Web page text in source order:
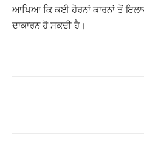
ਆਖਿਆ ਕਿ ਕਈ ਹੋਰਨਾਂ ਕਾਰਨਾਂ ਤੋਂ
ਦਾਕਾਰਨ ਹੋ ਸਕਦੀ ਹੈ।